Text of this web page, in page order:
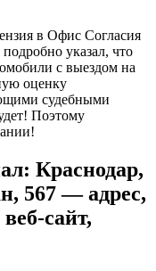
в Офис Согласия
указал, что
с выездом на
оценку
судебными
Поэтому
Краснодар,
567 — адрес,
сайт,